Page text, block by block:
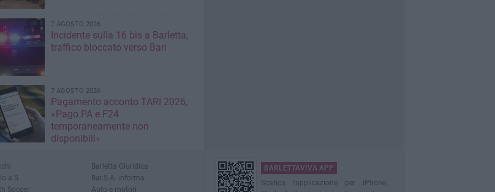
7 AGOSTO 2026
Incidente sulla 16 bis a Barletta,
traffico bloccato verso Bari
7 AGOSTO 2026
Pagamento acconto TARI 2026,
«Pago PA e F24
temporaneamente non
disponibili»
a 5
Soccer
Barletta Giuridica
Bar.S.A. informa
Auto e motori
BARLETTAVIVA APP
Scarica l'applicazione per iPhone,